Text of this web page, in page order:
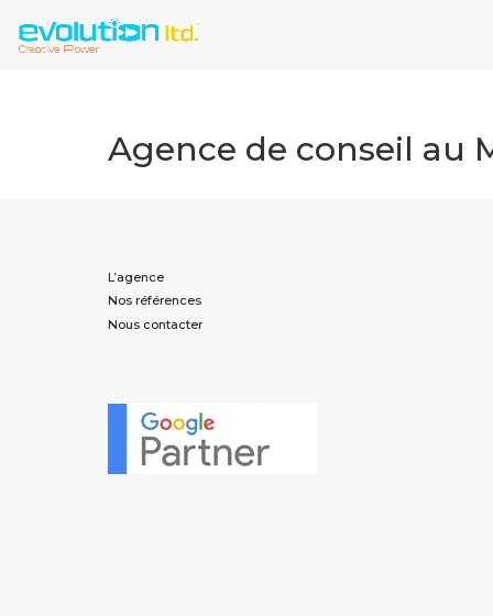
Agence de conseil au
L’agence
Nos références
Nous contacter